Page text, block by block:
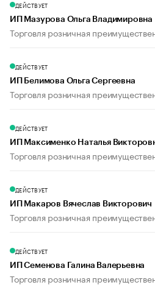
ДЕЙСТВУЕТ
ИП Мазурова Ольга Владимировна
Торговля розничная
ДЕЙСТВУЕТ
ИП Белимова Ольга Сергеевна
Торговля розничная
ДЕЙСТВУЕТ
ИП Максименко Наталья
Торговля розничная
ДЕЙСТВУЕТ
ИП Макаров Вячеслав Викторович
Торговля розничная
ДЕЙСТВУЕТ
ИП Семенова Галина Валерьевна
Торговля розничная